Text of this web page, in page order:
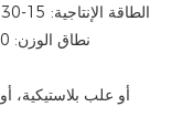
الطاقة الإنتاجية: 15-30 زجاجة/دقيقة (بناءً على 100 غرام لكل زجاجة)
نطاق الوزن: 20-500 غرام (قابل للتخصيص حتى 1 كيلوغرام)